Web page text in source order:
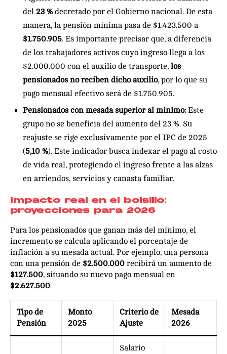
del 23 %decretado por el Gobierno nacional. De esta
manera, la pensión mínima pasa de $1.423.500 a
$1.750.905. Es importante precisar que, a diferencia
de los trabajadores activos cuyo ingreso llega a los
$2.000.000 con el auxilio de transporte, los
pensionados no reciben dicho auxilio, por lo que su
pago mensual efectivo será de $1.750.905.
Pensionados con mesada superior al mínimo:Este
grupo no se beneficia del aumento del 23 %. Su
reajuste se rige exclusivamente por el IPC de 2025
(5,10 %). Este indicador busca indexar el pago al costo
de vida real, protegiendo el ingreso frente a las alzas
en arriendos, servicios y canasta familiar.
Impacto real en el bolsillo:
proyecciones para 2026
Para los pensionados que ganan más del mínimo, el
incremento se calcula aplicando el porcentaje de
inflación a su mesada actual. Por ejemplo, una persona
con una pensión de $2.500.000 recibirá un aumento de
$127.500, situando su nuevo pago mensual en
$2.627.500.
Tipo de
Pensión
Monto
2025
Criterio de
Ajuste
Mesada
2026
Salario